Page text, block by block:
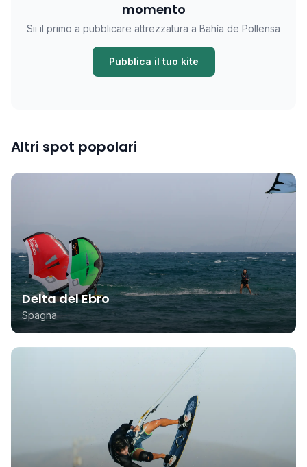
momento
Sii il primo a pubblicare attrezzatura a Bahía de Pollensa
Pubblica il tuo kite
Altri spot popolari
Delta del Ebro
Spagna